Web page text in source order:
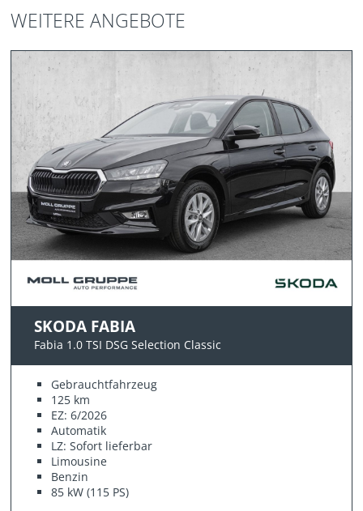
WEITERE ANGEBOTE
SKODA FABIA
Fabia 1.0 TSI DSG Selection Classic
Gebrauchtfahrzeug
125 km
EZ: 6/2026
Automatik
LZ: Sofort lieferbar
Limousine
Benzin
85 kW (115 PS)